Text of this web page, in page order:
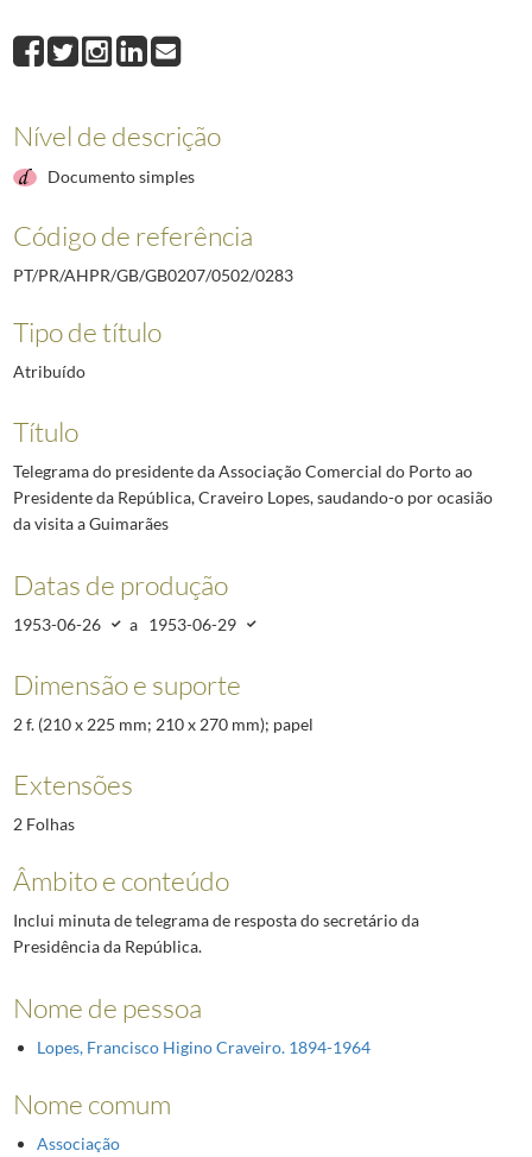
0284Telegrama do embaixador de Portugal no Rio de Janeiro ao
0285Carta manuscrita de Francisco Manuel Fernandes Borges do Banco
0287
Telegrama do presidente da comissão executiva da União Nacional
(...)
Nível de descrição
Documento simples
Código de referência
PT/PR/AHPR/GB/GB0207/0502/0283
Tipo de título
Atribuído
Título
Telegrama do presidente da Associação Comercial do Porto ao
Presidente da República, Craveiro Lopes, saudando-o por ocasião
da visita a Guimarães
Datas de produção
1953-06-26 a 1953-06-29
Dimensão e suporte
2 f. (210 x 225 mm; 210 x 270 mm); papel
Extensões
2 Folhas
Âmbito e conteúdo
Inclui minuta de telegrama de resposta do secretário da
Presidência da República.
Nome de pessoa
Lopes, Francisco Higino Craveiro. 1894-1964
Nome comum
Associação